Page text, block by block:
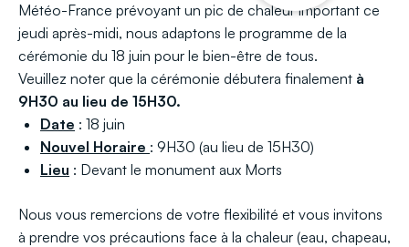
Météo-France prévoyant un pic de chaleur important ce
jeudi après-midi, nous adaptons le programme de la
cérémonie du 18 juin pour le bien-être de tous.
Veuillez noter que la cérémonie débutera finalement à
9H30 au lieu de 15H30.
Date : 18 juin
Nouvel Horaire : 9H30 (au lieu de 15H30)
Lieu : Devant le monument aux Morts
Nous vous remercions de votre flexibilité et vous invitons
à prendre vos précautions face à la chaleur (eau, chapeau,